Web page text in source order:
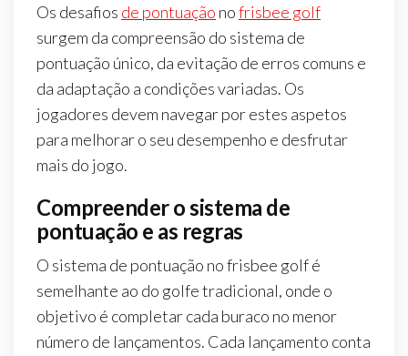
Os desafios de pontuação nofrisbee golf
surgem da compreensão do sistema de
pontuação único, da evitação de erros comuns e
da adaptação a condições variadas. Os
jogadores devem navegar por estes aspetos
para melhorar o seu desempenho e desfrutar
mais do jogo.
Compreender o sistema de
pontuação e as regras
O sistema de pontuação no frisbee golf é
semelhante ao do golfe tradicional, onde o
objetivo é completar cada buraco no menor
número de lançamentos. Cada lançamento conta